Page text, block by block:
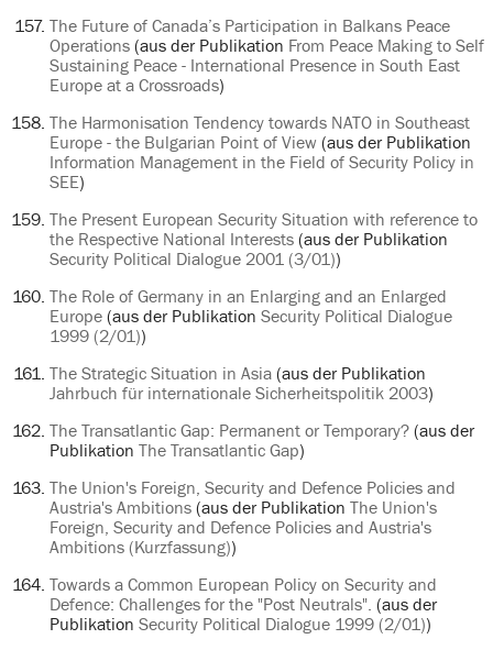
The Future of Canada’s Participation in Balkans Peace
Operations(aus der Publikation From Peace Making to Self
Sustaining Peace - International Presence in South East
Europe at a Crossroads)
The Harmonisation Tendency towards NATO in Southeast
Europe - the Bulgarian Point of View(aus der Publikation
Information Management in the Field of Security Policy in
SEE)
The Present European Security Situation with reference to
the Respective National Interests(aus der Publikation
Security Political Dialogue 2001 (3/01))
The Role of Germany in an Enlarging and an Enlarged
Europe(aus der Publikation Security Political Dialogue
1999 (2/01))
The Strategic Situation in Asia(aus der Publikation
Jahrbuch für internationale Sicherheitspolitik 2003)
The Transatlantic Gap: Permanent or Temporary?(aus der
Publikation The Transatlantic Gap)
The Union's Foreign, Security and Defence Policies and
Austria's Ambitions(aus der Publikation The Union's
Foreign, Security and Defence Policies and Austria's
Ambitions (Kurzfassung))
Towards a Common European Policy on Security and
Defence: Challenges for the "Post Neutrals". (aus der
Publikation Security Political Dialogue 1999 (2/01))